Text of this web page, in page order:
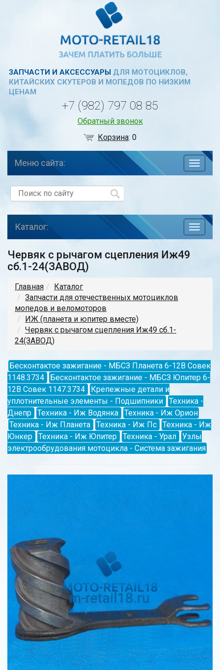
ЗАПЧАСТИ И АКСЕССУАРЫДЛЯ МОТОЦИКЛОВ,
КИТАЙСКИХ СКУТЕРОВ И МОПЕДОВ ПО НИЗКИМ
ЦЕНАМ
+7 (982) 797 08 85
Обратный звонок
Корзина:0
по
Меню сайта:
toggle
Каталог:
Червяк с рычагом сцепления Иж49
сб.1-24(ЗАВОД)
Главная
Каталог
Запчасти для отечественных мотоциклов
мопедов и веломоторов
ИЖ (планета и юпитер вместе)
Червяк с рычагом сцепления Иж49 сб.1-
24(ЗАВОД)
Бесконтактое зажигание - МБСЗ Планета 6-12В Совек
1148.3734
Бесконтактое зажигание - МБСЗ Юпитер 6-
12В Совек 1147.3734
Крепежные детали и
уплотнительные элементы - Подшипники
Техника -
Днепр
Техника - Иж Водянка
Техника - Иж Орион
Техника - Иж Планета
Техника - Иж Пс
Техника - Иж
Юнкер
Техника - Иж Юпитер Техника - Урал
Узлы
электрообрудования мотоцикла - Система зажигания